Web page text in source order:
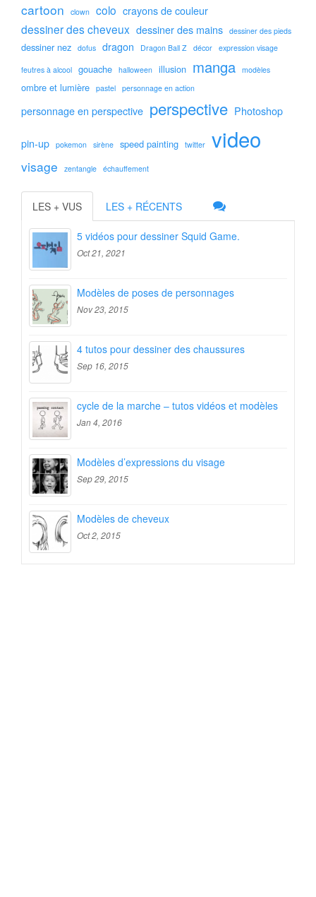
cartoon clown colo crayons de couleur
dessiner des cheveux dessiner des mains dessiner des pieds
dessiner nez dofus dragon Dragon Ball Z décor expression visage
feutres à alcool gouache halloween illusion manga modèles
ombre et lumière pastel personnage en action
personnage en perspective perspective Photoshop
pin-up pokemon sirène speed painting twitter video
visage zentangle échauffement
LES + VUS LES + RÉCENTS
5 vidéos pour dessiner Squid Game.
Oct 21, 2021
Modèles de poses de personnages
Nov 23, 2015
4 tutos pour dessiner des chaussures
Sep 16, 2015
cycle de la marche – tutos vidéos et modèles
Jan 4, 2016
Modèles d’expressions du visage
Sep 29, 2015
Modèles de cheveux
Oct 2, 2015